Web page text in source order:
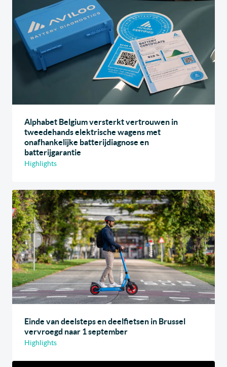
Alphabet Belgium versterkt vertrouwen in
tweedehands elektrische wagens met
onafhankelijke batterijdiagnose en
batterijgarantie
Highlights
Einde van deelsteps en deelfietsen in Brussel
vervroegd naar 1 september
Highlights